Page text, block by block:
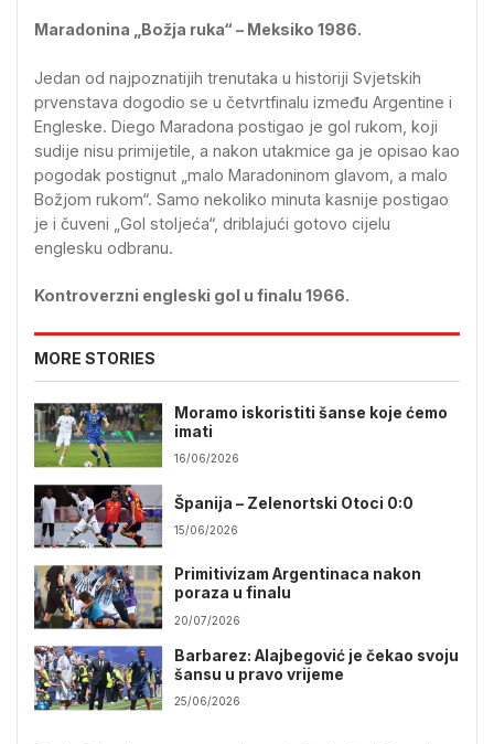
Maradonina „Božja ruka“ – Meksiko 1986.
Jedan od najpoznatijih trenutaka u historiji Svjetskih
prvenstava dogodio se u četvrtfinalu između Argentine i
Engleske. Diego Maradona postigao je gol rukom, koji
sudije nisu primijetile, a nakon utakmice ga je opisao kao
pogodak postignut „malo Maradoninom glavom, a malo
Božjom rukom“. Samo nekoliko minuta kasnije postigao
je i čuveni „Gol stoljeća“, driblajući gotovo cijelu
englesku odbranu.
Kontroverzni engleski gol u finalu 1966.
MORE STORIES
Moramo iskoristiti šanse koje ćemo
imati
16/06/2026
Španija – Zelenortski Otoci 0:0
15/06/2026
Primitivizam Argentinaca nakon
poraza u finalu
20/07/2026
Barbarez: Alajbegović je čekao svoju
šansu u pravo vrijeme
25/06/2026